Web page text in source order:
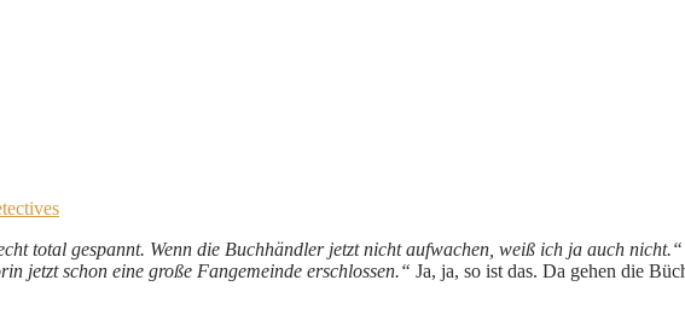
total gespannt. Wenn die Buchhändler jetzt nicht aufwachen, weiß ich ja auch nicht.“
jetzt schon eine große Fangemeinde erschlossen.“ Ja, ja, so ist das. Da gehen die